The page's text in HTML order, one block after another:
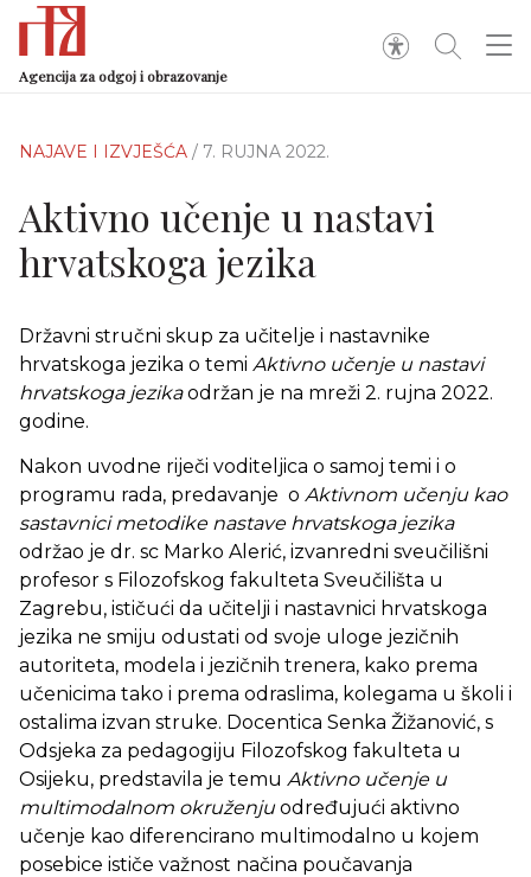
Agencija za odgoj i obrazovanje
NAJAVE I IZVJEŠĆA / 7. RUJNA 2022.
Aktivno učenje u nastavi
hrvatskoga jezika
Državni stručni skup za učitelje i nastavnike
hrvatskoga jezika o temi Aktivno učenje u nastavi
hrvatskoga jezikaodržan je na mreži 2. rujna 2022.
godine.
Nakon uvodne riječi voditeljica o samoj temi i o
programu rada, predavanje o Aktivnom učenju kao
sastavnici metodike nastave hrvatskoga jezika
održao je dr. sc Marko Alerić, izvanredni sveučilišni
profesor s Filozofskog fakulteta Sveučilišta u
Zagrebu, ističući da učitelji i nastavnici hrvatskoga
jezika ne smiju odustati od svoje uloge jezičnih
autoriteta, modela i jezičnih trenera, kako prema
učenicima tako i prema odraslima, kolegama u školi i
ostalima izvan struke. Docentica Senka Žižanović, s
Odsjeka za pedagogiju Filozofskog fakulteta u
Osijeku, predstavila je temu Aktivno učenje u
multimodalnom okruženju određujući aktivno
učenje kao diferencirano multimodalno u kojem
posebice ističe važnost načina poučavanja